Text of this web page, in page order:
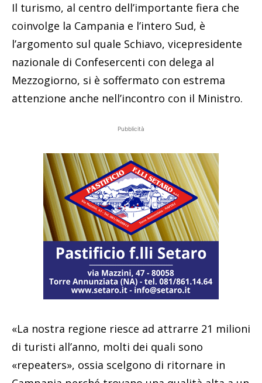
Il turismo, al centro dell’importante fiera che
coinvolge la Campania e l’intero Sud, è
l’argomento sul quale Schiavo, vicepresidente
nazionale di Confesercenti con delega al
Mezzogiorno, si è soffermato con estrema
attenzione anche nell’incontro con il Ministro.
Pubblicità
«La nostra regione riesce ad attrarre 21 milioni
di turisti all’anno, molti dei quali sono
«repeaters», ossia scelgono di ritornare in